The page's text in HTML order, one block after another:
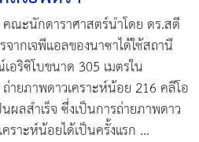
ณะนักดาราศาสตร์นำโดย ดร.สตี
จากเจพีแอลของนาซาได้ใช้สถานี
อริซิโบขนาด 305 เมตรใน
ถ่ายภาพดาวเคราะห์น้อย 216 คลีโอ
ลสำเร็จ ซึ่งเป็นการถ่ายภาพดาว
ราะห์น้อยได้เป็นครั้งแรก ...